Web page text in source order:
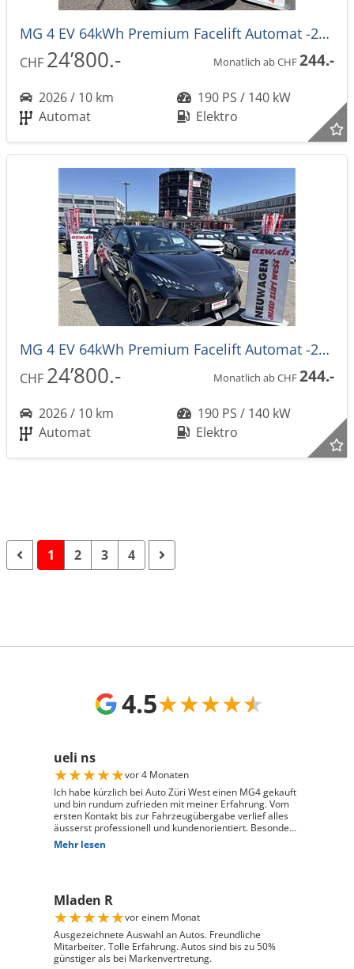
MG 4 EV 64kWh Premium Facelift Automat -27%
CHF 24’800.- Monatlich ab CHF244.-
2026 / 10 km
190 PS / 140 kW
Automat
Elektro
MG 4 EV 64kWh Premium Facelift Automat -27%
CHF 24’800.- Monatlich ab CHF244.-
2026 / 10 km
190 PS / 140 kW
Automat
Elektro
1 2 3 4
4.5★★★★★
ueli ns
★★★★★vor 4 Monaten
Ich habe kürzlich bei Auto Züri West einen MG4 gekauft
und bin rundum zufrieden mit meiner Erfahrung. Vom
ersten Kontakt bis zur Fahrzeugübergabe verlief alles
äusserst professionell und kundenorientiert. Besonders
hervorheben möchte ich die hervorragende Beratung
durch Herrn David Panic. Er hat sich viel Zeit
und engagierte Art hat den gesamten Kaufprozess sehr
angenehm gemacht. Die Abwicklung verlief reibungslos
und zuverlässig, und ich habe mein Fahrzeug genau so
erhalten, wie ich es mir vorgestellt habe. Ich kann Auto
Züri West uneingeschränkt weiterempfehlen und
bedanke mich herzlich für den ausgezeichneten Service
Mehr lesen
Mladen R
★★★★★vor einem Monat
Ausgezeichnete Auswahl an Autos. Freundliche
Mitarbeiter. Tolle Erfahrung. Autos sind bis zu 50%
günstiger als bei Markenvertretung.